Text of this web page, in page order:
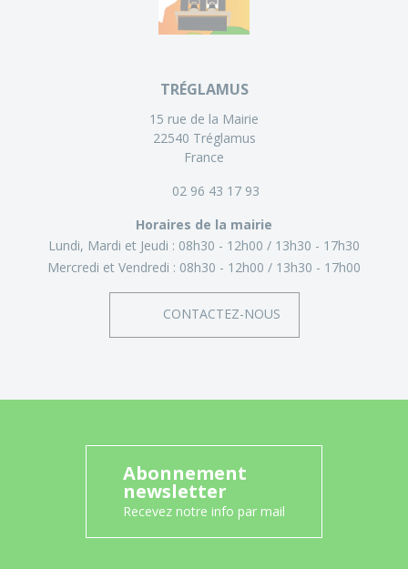
TRÉGLAMUS
15 rue de la Mairie
22540 Tréglamus
France
02 96 43 17 93
Horaires de la mairie
Lundi, Mardi et Jeudi : 08h30 - 12h00
13h30 - 17h30
Mercredi et Vendredi : 08h30 - 12h00 13h30 - 17h00
CONTACTEZ-NOUS
Abonnement
newsletter
Recevez notre info par mail